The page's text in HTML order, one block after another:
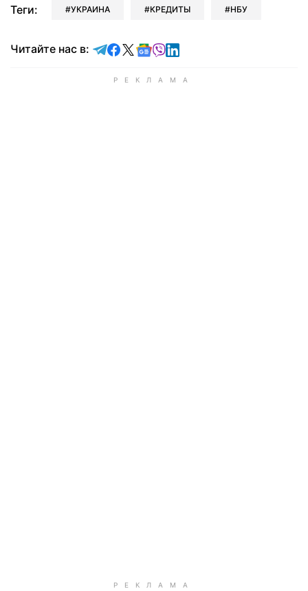
Теги: УКРАИНА КРЕДИТЫ НБУ
Читайте нас в: Читайте в Telegram
Читайте в Facebook
Читайте в X
Читайте в Google news
Читайте в Viber
Читайте в LinkedIn